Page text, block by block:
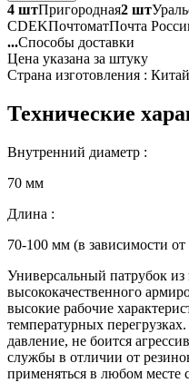
4 штПригородная2 шт
CDEKПочтоматПочта
...Способы доставки
Цена указана за штуку
Страна изготовления : Китай
Технические
Внутренний диаметр :
70 мм
Длина :
70-100 мм (в зависимости
Универсальный патрубок
высококачественного
высокие рабочие
температурных
давление, не боится
службы в отличии от
применяться в любом месте